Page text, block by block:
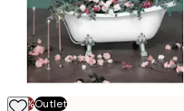
-70%Outlet